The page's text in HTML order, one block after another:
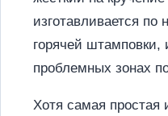
изготавливается по
горячей штамповки,
проблемных зонах
Хотя самая простая